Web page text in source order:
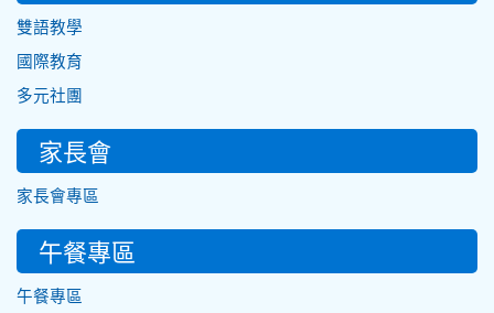
雙語教學
國際教育
多元社團
家長會
家長會專區
午餐專區
午餐專區